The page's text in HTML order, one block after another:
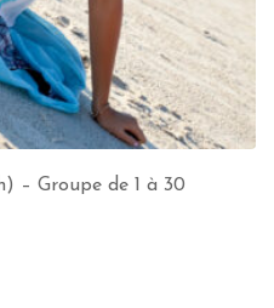
– Groupe de 1 à 30